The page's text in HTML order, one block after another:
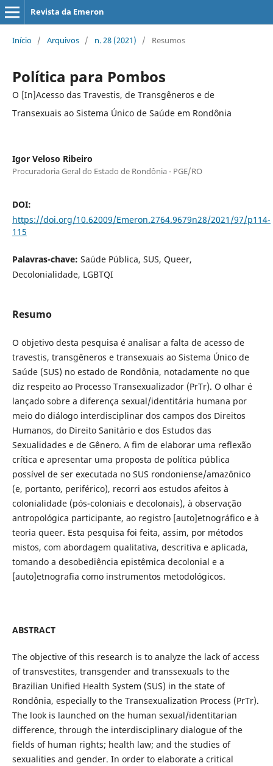
Revista da Emeron
Início / Arquivos / n. 28 (2021) / Resumos
Política para Pombos
O [In]Acesso das Travestis, de Transgêneros e de
Transexuais ao Sistema Único de Saúde em Rondônia
Igor Veloso Ribeiro
Procuradoria Geral do Estado de Rondônia - PGE/RO
DOI:
https://doi.org/10.62009/Emeron.2764.9679n28/2021/97/p114-
115
Palavras-chave: Saúde Pública, SUS, Queer,
Decolonialidade, LGBTQI
Resumo
O objetivo desta pesquisa é analisar a falta de acesso de
travestis, transgêneros e transexuais ao Sistema Único de
Saúde (SUS) no estado de Rondônia, notadamente no que
diz respeito ao Processo Transexualizador (PrTr). O olhar é
lançado sobre a diferença sexual/identitária humana por
meio do diálogo interdisciplinar dos campos dos Direitos
Humanos, do Direito Sanitário e dos Estudos das
Sexualidades e de Gênero. A fim de elaborar uma reflexão
crítica e apresentar uma proposta de política pública
possível de ser executada no SUS rondoniense/amazônico
(e, portanto, periférico), recorri aos estudos afeitos à
colonialidade (pós-coloniais e decolonais), à observação
antropológica participante, ao registro [auto]etnográfico e à
teoria queer. Esta pesquisa foi feita, assim, por métodos
mistos, com abordagem qualitativa, descritiva e aplicada,
tomando a desobediência epistêmica decolonial e a
[auto]etnografia como instrumentos metodológicos.
ABSTRACT
The objective of this research is to analyze the lack of access
of transvestites, transgender and transsexuals to the
Brazilian Unified Health System (SUS) in the state of
Rondônia, especially to the Transexualization Process (PrTr).
The look is launched on the human sexual/identitarian
difference, through the interdisciplinary dialogue of the
fields of human rights; health law; and the studies of
sexualities and gender. In order to elaborate a critical